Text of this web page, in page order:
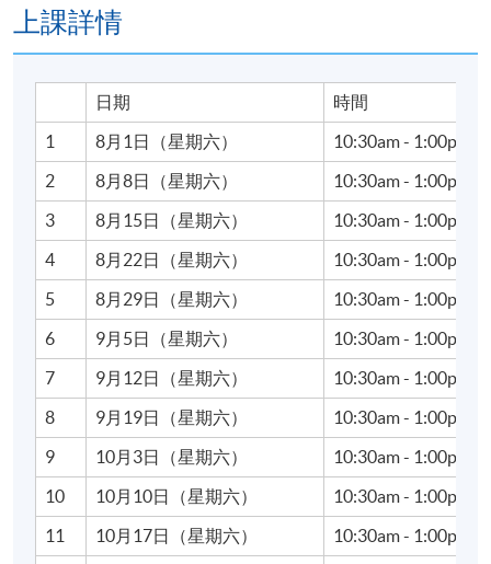
富比藝術學院東亞藝術碩士學位。專業資歷橫跨私人
博物館營運、商業藝廊戰略轉型與國際藝術博覽會創
劉氏曾出任香港最大型私人博物館——兩依藏博物館總
經理；其後創辦香港首個精品藝術博覽會「Salon On
Hollywood」，以沙龍形式融合中國傳統古玩與當代藝
術。她亦長期擔任「翰明藝廊」總監，專為高淨值資
產客戶、企業與資深藏家提供藝術品資產配置、價值
評估及系統化收藏管理等專業諮詢。
在學術研究方面， 劉氏的研究涵蓋中國古典家具、珠
寶藝術史與傳統工藝傳承，其出版著作更獲香港故宮
文化博物館選售。社會公職方面，她現任香港藝術學
院督導委員會成員，同時擔任香港藝術中心之友主
席，積極參與藝術教育治理與公共文化推廣。
憑藉學術理論與市場實戰並重的雙重背景，劉氏經常
獲邀於國際機構發表專題演講，致力於引導公眾深入
理解物質文化、藝術史及藝術市場的趨勢與動態。
上課詳情
日期
時間
1
8月1日（星期六）
10:30am - 1:00pm
2
8月8日（星期六）
10:30am - 1:00pm
3
8月15日（星期六）
10:30am - 1:00pm
4
8月22日（星期六）
10:30am - 1:00pm
5
8月29日（星期六）
10:30am - 1:00pm
6
9月5日（星期六）
10:30am - 1:00pm
7
9月12日（星期六）
10:30am - 1:00pm
8
9月19日（星期六）
10:30am - 1:00pm
9
10月3日（星期六）
10:30am - 1:00pm
10
10月10日（星期六）
10:30am - 1:00pm
11
10月17日（星期六）
10:30am - 1:00pm